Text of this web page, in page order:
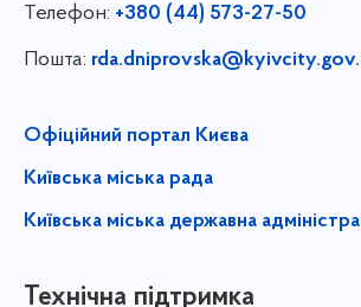
Телефон: +380 (44) 573-27-50
Пошта:
Офіційний портал Києва
Київська міська рада
Київська міська державна
Технічна підтримка